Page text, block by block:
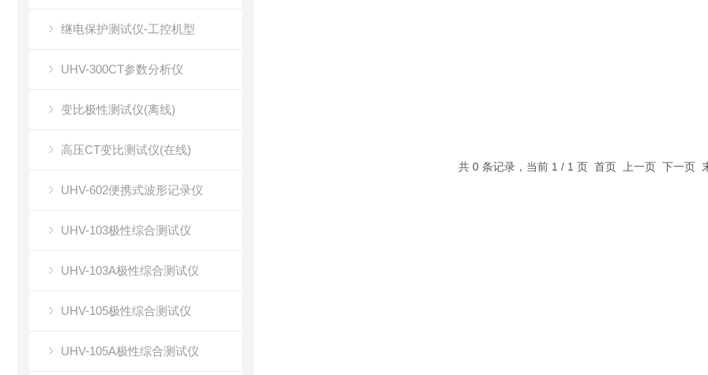
继电保护测试仪-工控机型
UHV-300CT参数分析仪
变比极性测试仪(离线)
高压CT变比测试仪(在线)
UHV-602便携式波形记录仪
UHV-103极性综合测试仪
UHV-103A极性综合测试仪
UHV-105极性综合测试仪
UHV-105A极性综合测试仪
共 0 条记录，当前 1 / 1 页 首页 上一页 下一页